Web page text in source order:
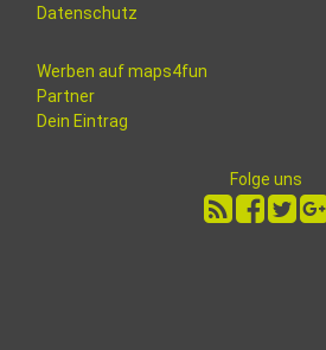
Datenschutz
Werben auf maps4fun
Partner
Dein Eintrag
Folge uns